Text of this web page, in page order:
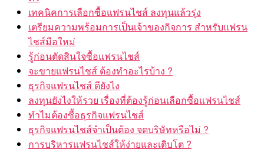
เทคนิคการเลือกซื้อแฟรนไชส์ ลงทุนแล้วรุ่ง
เตรียมความพร้อมการเป็นเจ้าของกิจการ สำหรับแฟรน
ไชส์มือใหม่
รู้ก่อนตัดสินใจซื้อแฟรนไชส์
จะขายแฟรนไชส์ ต้องทำอะไรบ้าง ?
ธุรกิจแฟรนไชส์ ดียังไง
ลงทุนยังไงให้รวย เรื่องที่ต้องรู้ก่อนเลือกซื้อแฟรนไชส์
ทำไมต้องซื้อธุรกิจแฟรนไชส์
ธุรกิจแฟรนไชส์จำเป็นต้อง จดบริษัทหรือไม่ ?
การบริหารแฟรนไชส์ให้ง่ายและเติบโต ?